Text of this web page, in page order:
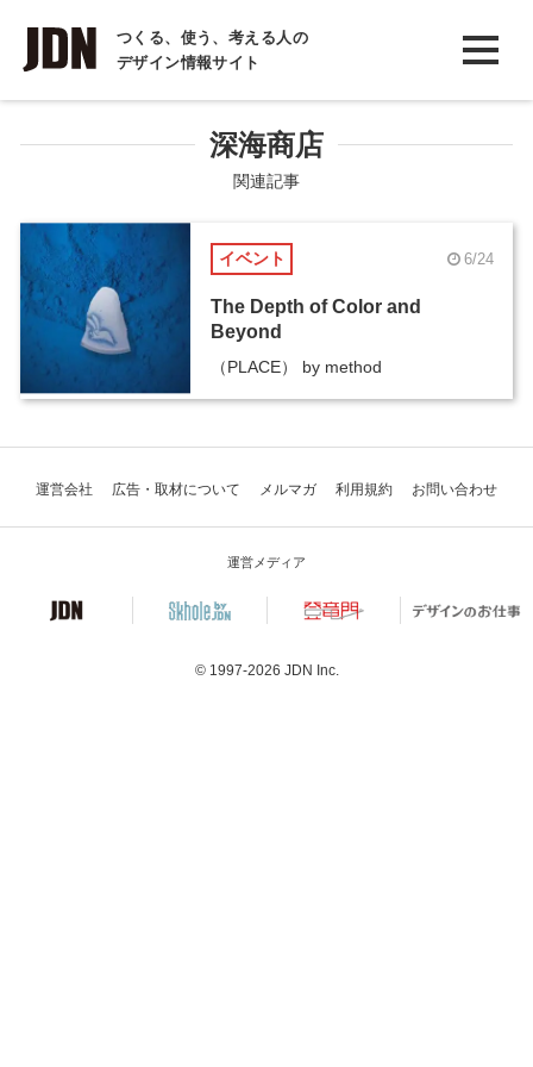
つくる、使う、考える人の
デザイン情報サイト
INTERVIEW
インタビュー
COLUMN
コラム
深海商店
関連記事
イベント 6/24
The Depth of Color and
Beyond
（PLACE） by method
運営会社 広告・取材について メルマガ 利用規約 お問い合わせ
運営メディア
© 1997-2026 JDN Inc.